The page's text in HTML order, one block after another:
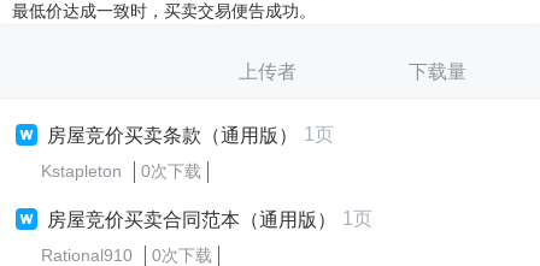
最低价达成一致时，买卖交易便告成功。
上传者 下载量
房屋竞价买卖条款（通用版） 1页
Kstapleton 0次下载
房屋竞价买卖合同范本（通用版） 1页
Rational910 0次下载